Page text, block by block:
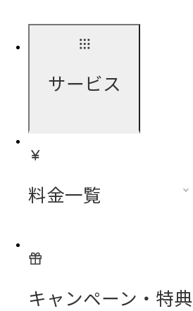
サービス
料金一覧
キャンペーン・特典